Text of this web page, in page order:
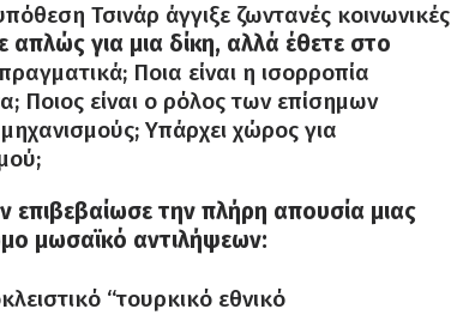
Τσινάρ άγγιξε ζωντανές κοινωνικές
για μια δίκη, αλλά έθετε στο
Ποια είναι η ισορροπία
Ποιος είναι ο ρόλος των επίσημων
Υπάρχει χώρος για
την πλήρη απουσία μιας
μωσαϊκό αντιλήψεων:
“τουρκικό εθνικό